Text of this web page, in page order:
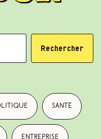
Rechercher
santé
entreprise